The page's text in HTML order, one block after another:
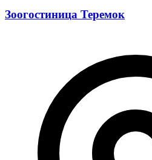
Зоогостиница Теремок